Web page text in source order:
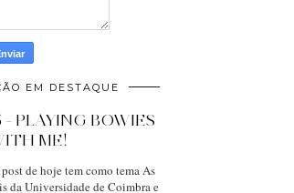
EM DESTAQUE
- PLAYING BOWIES
ME!
de hoje tem como tema As
da Universidade de Coimbra e